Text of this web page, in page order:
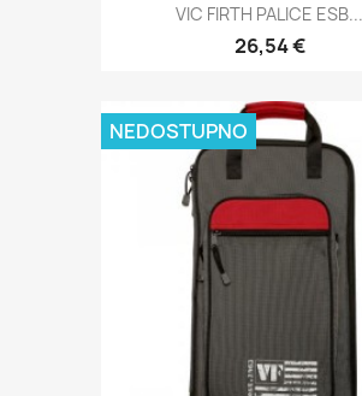
VIC FIRTH PALICE ESB...
26,54 €
NEDOSTUPNO